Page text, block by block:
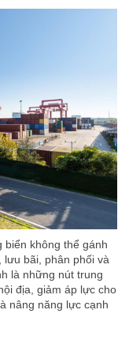
biển không thể gánh
bãi, phân phối và
là những nút trung
địa, giảm áp lực cho
nâng năng lực cạnh